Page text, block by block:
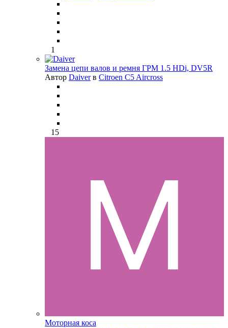
1
Замена цепи валов и ремня ГРМ 1.5 HDi, DV5R
Автор Daiverв Citroen C5 Aircross
15
Моторная коса